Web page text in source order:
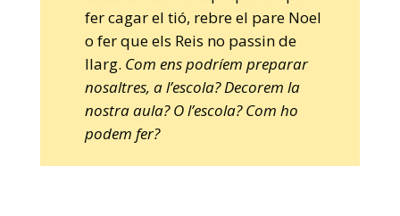
fer cagar el tió, rebre el pare Noel
o fer que els Reis no passin de
llarg. Com ens podríem preparar
nosaltres, a l’escola? Decorem la
nostra aula? O l’escola? Com ho
podem fer?